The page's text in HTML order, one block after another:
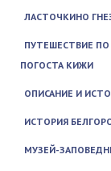
ЛАСТОЧКИНО
ПУТЕШЕСТВИЕ ПО
ПОГОСТА КИЖИ
ОПИСАНИЕ И
ИСТОРИЯ
МУЗЕЙ-